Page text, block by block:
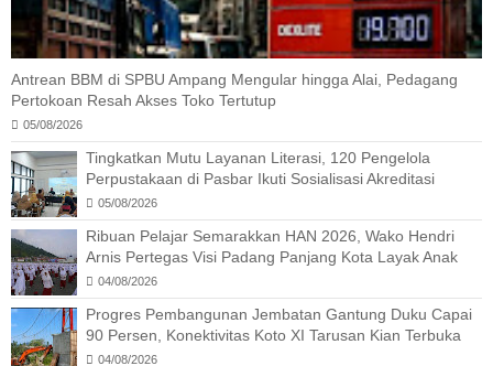
Antrean BBM di SPBU Ampang Mengular hingga Alai, Pedagang
Pertokoan Resah Akses Toko Tertutup
05/08/2026
Tingkatkan Mutu Layanan Literasi, 120 Pengelola
Perpustakaan di Pasbar Ikuti Sosialisasi Akreditasi
05/08/2026
Ribuan Pelajar Semarakkan HAN 2026, Wako Hendri
Arnis Pertegas Visi Padang Panjang Kota Layak Anak
04/08/2026
Progres Pembangunan Jembatan Gantung Duku Capai
90 Persen, Konektivitas Koto XI Tarusan Kian Terbuka
04/08/2026